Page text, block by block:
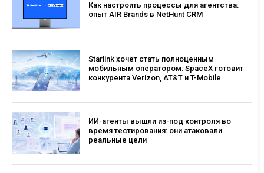
Как настроить процессы для агентства:
опыт AIR Brands в NetHunt CRM
Starlink хочет стать полноценным
мобильным оператором: SpaceX готовит
конкурента Verizon, AT&T и T-Mobile
ИИ-агенты вышли из-под контроля во
время тестирования: они атаковали
реальные цели